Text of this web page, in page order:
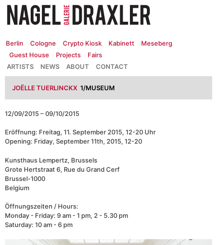
Zum
Inhalt
springen
Berlin Cologne Crypto Kiosk Kabinett
Meseberg
Guest House
Projects
Fairs
CONTACT
ABOUT
NEWS
ARTISTS
JOËLLE TUERLINCKX 1/MUSEUM
12/09/2015 – 09/10/2015
Eröffnung: Freitag, 11. September 2015, 12-20 Uhr
Opening: Friday, September 11th, 2015, 12-20
Kunsthaus Lempertz, Brussels
Grote Hertstraat 6, Rue du Grand Cerf
Brussel-1000
Belgium
Öffnungszeiten / Hours:
Monday - Friday: 9 am - 1 pm, 2 - 5.30 pm
Saturday: 10 am - 6 pm